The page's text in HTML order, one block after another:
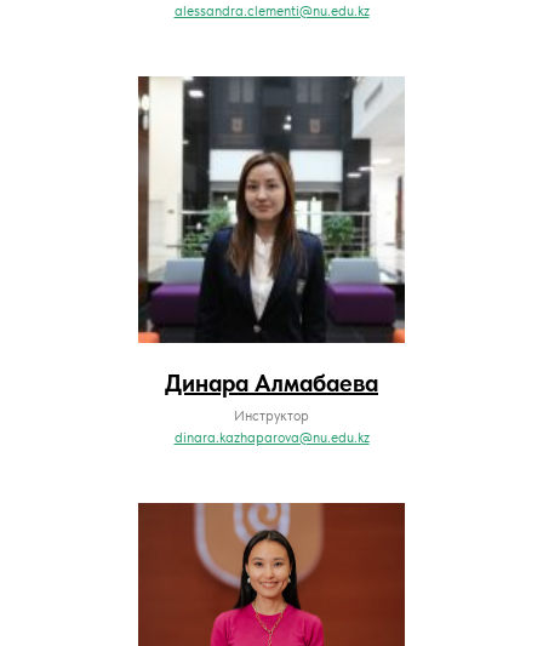
alessandra.clementi@nu.edu.kz
Динара Алмабаева
Инструктор
dinara.kazhaparova@nu.edu.kz